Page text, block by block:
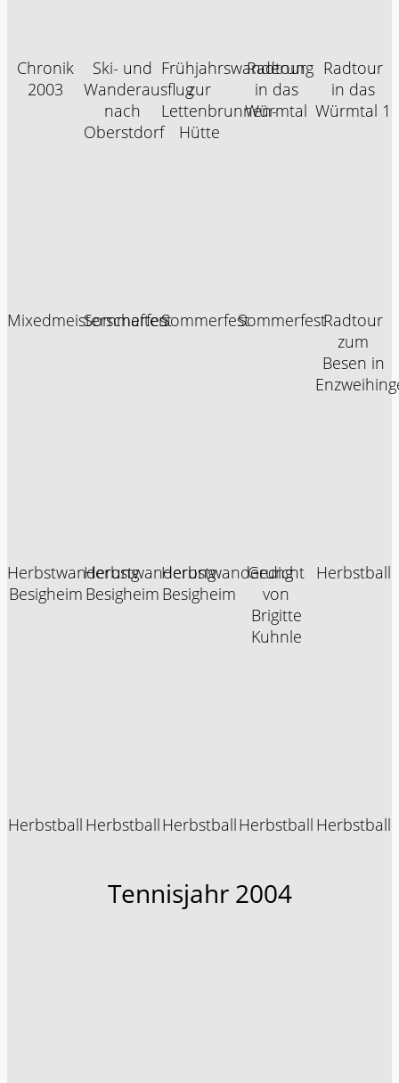
Chronik
2003
Ski- und
Wanderausflug
nach
Oberstdorf
Frühjahrswanderung
zur
Lettenbrunnen-
Hütte
Radtour
in das
Würmtal
Radtour
in das
Würmtal 1
Mixedmeisterschaften
SommerfestSommerfestSommerfestRadtour
zum
Besen in
Herbstwanderung
Besigheim
Herbstwanderung
Besigheim
Herbstwanderung
Besigheim
Gedicht
von
Brigitte
Kuhnle
Herbstball
Herbstball HerbstballHerbstballHerbstball Herbstball
Tennisjahr 2004